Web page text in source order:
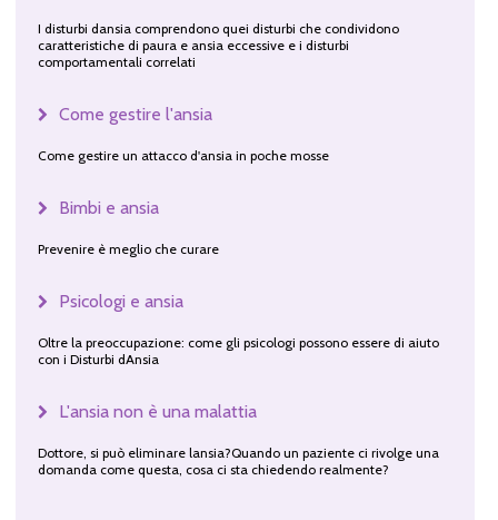
I disturbi dansia comprendono quei disturbi che condividono
caratteristiche di paura e ansia eccessive e i disturbi
comportamentali correlati
Come gestire l'ansia
Come gestire un attacco d'ansia in poche mosse
Bimbi e ansia
Prevenire è meglio che curare
Psicologi e ansia
Oltre la preoccupazione: come gli psicologi possono essere di aiuto
con i Disturbi dAnsia
L'ansia non è una malattia
Dottore, si può eliminare lansia?Quando un paziente ci rivolge una
domanda come questa, cosa ci sta chiedendo realmente?